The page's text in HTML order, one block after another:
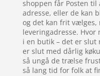
shoppen får Posten
adresse, eller de kan
og det kan frit vælges,
leveringadresse. Hvor
i en butik – det er
er slut med dårlig
så ungå de trælse
så lang tid for folk at